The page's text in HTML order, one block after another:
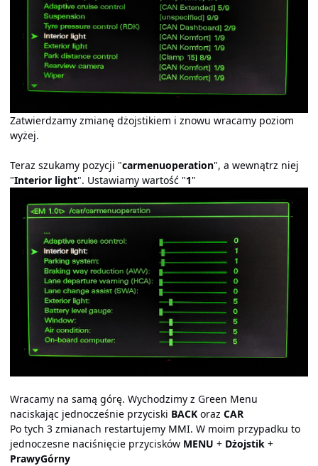
Zatwierdzamy zmianę dżojstikiem i znowu wracamy poziom
wyżej.
Teraz szukamy pozycji "carmenuoperation", a wewnątrz niej
"Interior light". Ustawiamy wartość "1"
Wracamy na samą górę. Wychodzimy z Green Menu
naciskając jednocześnie przyciski BACK oraz CAR
Po tych 3 zmianach restartujemy MMI. W moim przypadku to
jednoczesne naciśnięcie przycisków MENU + Dżojstik +
PrawyGórny